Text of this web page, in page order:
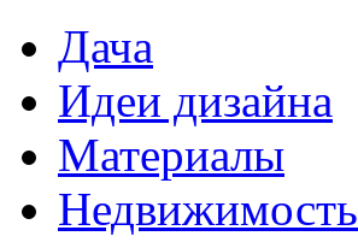
Дача
Идеи дизайна
Материалы
Недвижимость